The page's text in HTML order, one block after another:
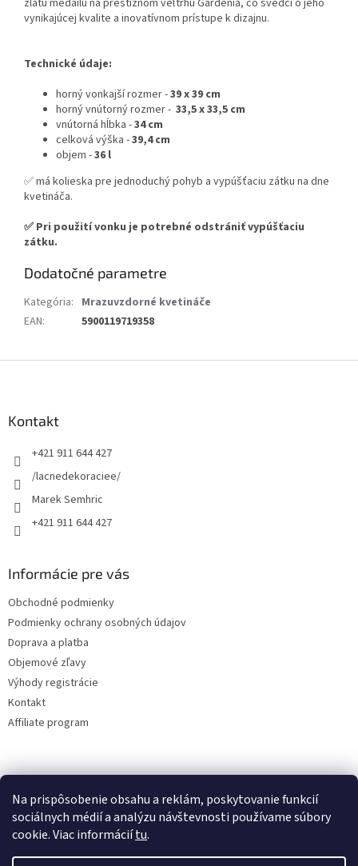
Na prispôsobenie obsahu a reklám, poskytovanie funkcií
sociálnych médií a analýzu návštevnosti používame súbory
cookie. Viac informáciítu.
vynikajúcej kvalite a inovatívnom prístupe k dizajnu.
Technické údaje:
horný vonkajší rozmer -39 x 39 cm
horný vnútorný rozmer - 33,5 x 33,5 cm
vnútorná hĺbka -34 cm
celková výška -39,4 cm
objem -36 l
✅ má kolieska pre jednoduchý pohyb a vypúšťaciu zátku na dne
kvetináča.
✅ Pri použití vonku je potrebné odstrániť vypúšťaciu
zátku.
Dodatočné parametre
Kategória: Mrazuvzdorné kvetináče
EAN: 5900119719358
Kontakt
+421 911 644 427
/lacnedekoraciee/
Marek Semhric
+421 911 644 427
Informácie pre vás
Obchodné podmienky
Podmienky ochrany osobných údajov
Doprava a platba
Objemové zľavy
Výhody registrácie
Kontakt
Affiliate program